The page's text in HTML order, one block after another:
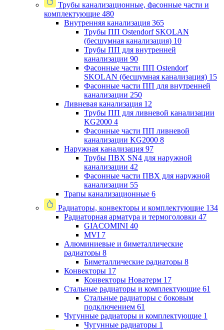
Трубы канализационные, фасонные части и
комплектующие 480
Внутренняя канализация 365
Трубы ПП Ostendorf SKOLAN
(бесшумная канализация) 10
Трубы ПП для внутренней
канализации 90
Фасонные части ПП Ostendorf
SKOLAN (бесшумная канализация) 15
Фасонные части ПП для внутренней
канализации 250
Ливневая канализация 12
Трубы ПП для ливневой канализации
KG2000 4
Фасонные части ПП ливневой
канализации KG2000 8
Наружная канализация 97
Трубы ПВХ SN4 для наружной
канализации 42
Фасонные части ПВХ для наружной
канализации 55
Трапы канализационные 6
Радиаторы, конвекторы и комплектующие 134
Радиаторная арматура и термоголовки 47
GIACOMINI 40
MVI 7
Алюминиевые и биметаллические
радиаторы 8
Биметаллические радиаторы 8
Конвекторы 17
Конвекторы Новатерм 17
Стальные радиаторы и комплектующие 61
Стальные радиаторы с боковым
подключением 61
Чугунные радиаторы и комплектующие 1
Чугунные радиаторы 1